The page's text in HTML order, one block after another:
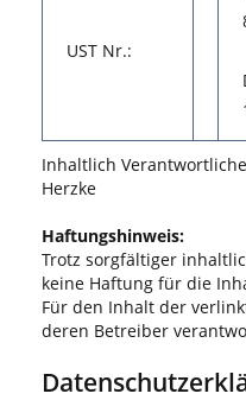
UST Nr.:
Inhaltlich
Herzke
Haftungshinweis:
Trotz sorgfältiger
keine Haftung für die
Für den Inhalt der
deren Betreiber